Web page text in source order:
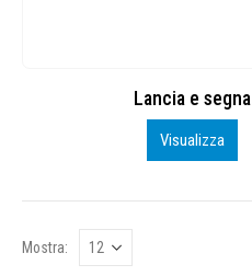
Lancia e segna
Visualizza
Mostra: